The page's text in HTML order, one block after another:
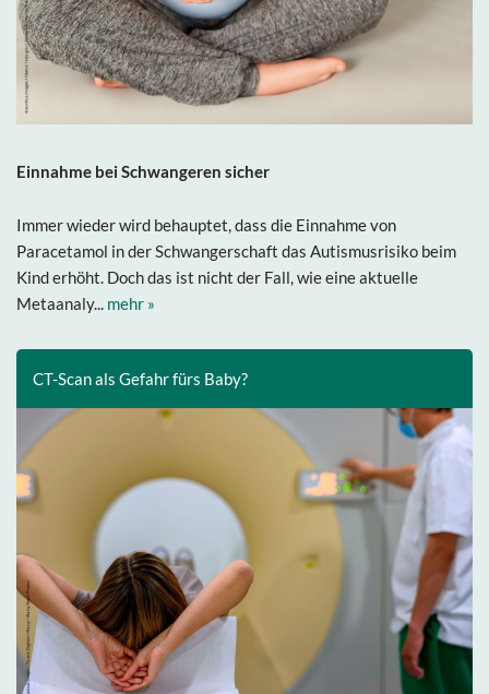
Einnahme bei Schwangeren sicher
Immer wieder wird behauptet, dass die Einnahme von
Paracetamol in der Schwangerschaft das Autismusrisiko beim
Kind erhöht. Doch das ist nicht der Fall, wie eine aktuelle
Metaanaly... mehr »
CT-Scan als Gefahr fürs Baby?